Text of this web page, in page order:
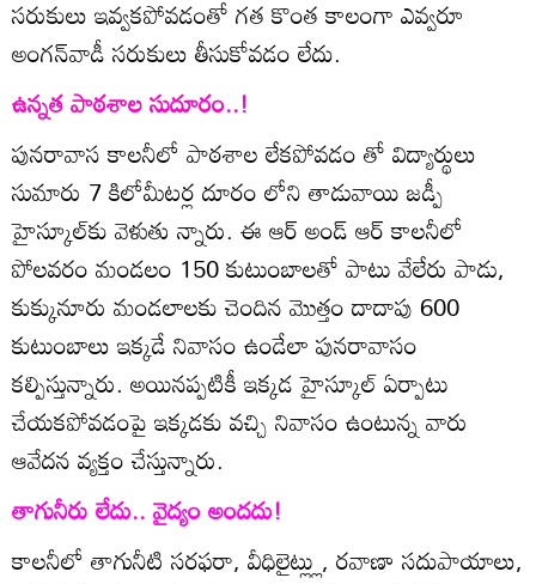
సరుకులు ఇవ్వకపోవడంతో గత కొంత కాలంగా ఎవ్వరూ
అంగన్‌వాడీ సరుకులు తీసుకోవడం లేదు.
ఉన్నత పాఠశాల సుదూరం..!
పునరావాస కాలనీలో పాఠశాల లేకపోవడం తో విద్యార్థులు
సుమారు 7 కిలోమీటర్ల దూరం లోని తాడువాయి జడ్పీ
హైస్కూల్‌కు వెళుతు న్నారు. ఈ ఆర్‌ అండ్‌ ఆర్‌ కాలనీలో
పోలవరం మండలం 150 కుటుంబాలతో పాటు వేలేరు పాడు,
కుక్కునూరు మండలాలకు చెందిన మొత్తం దాదాపు 600
కుటుంబాలు ఇక్కడే నివాసం ఉండేలా పునరావాసం
కల్పిస్తున్నారు. అయినప్పటికీ ఇక్కడ హైస్కూల్‌ ఏర్పాటు
చేయకపోవడంపై ఇక్కడకు వచ్చి నివాసం ఉంటున్న వారు
ఆవేదన వ్యక్తం చేస్తున్నారు.
తాగునీరు లేదు.. వైద్యం అందదు!
కాలనీలో తాగునీటి సరఫరా, వీధిలైట్ల్లు, రవాణా సదుపాయాలు,